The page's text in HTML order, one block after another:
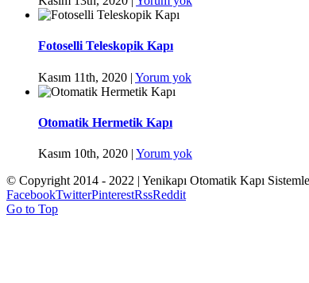
Fotoselli Teleskopik Kapı
Kasım 11th, 2020 | Yorum yok
Otomatik Hermetik Kapı
Kasım 10th, 2020 | Yorum yok
© Copyright 2014 - 2022 | Yenikapı Otomatik Kapı
FacebookTwitterPinterestRssReddit
Go to Top